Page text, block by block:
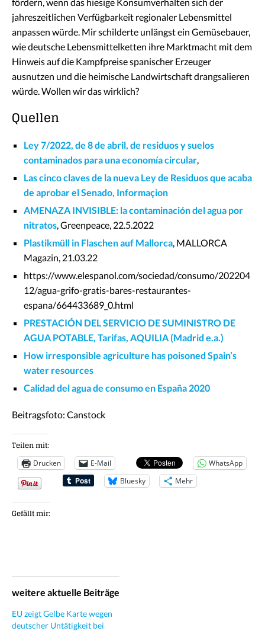
jahreszeitlichen Verfügbarkeit regionaler Lebensmittel
anpassen würde. Mir schilderte unlängst ein Gemüsebauer,
wie deutsche Lebensmittelketten ihre Marktmacht mit dem
Hinweis auf die Kampfpreise spanischer Erzeuger
ausnutzen und die heimische Landwirtschaft drangsalieren
würde. Wollen wir das wirklich?
Quellen
Ley 7/2022, de 8 de abril, de residuos y suelos
contaminados para una economía circular,
Las cinco claves de la nueva Ley de Residuos que acaba
de aprobar el Senado, Informaçion
AMENAZA INVISIBLE: la contaminación del agua por
nitratos, Greenpeace, 22.5.2022
Plastikmüll in Flaschen auf Mallorca, MALLORCA
Magazin, 21.03.22
https://www.elespanol.com/sociedad/consumo/202204
12/agua-grifo-gratis-bares-restaurantes-
espana/664433689_0.html
PRESTACIÓN DEL SERVICIO DE SUMINISTRO DE
AGUA POTABLE, Tarifas, AQUILIA (Madrid e.a.)
How irresponsible agriculture has poisoned Spain’s
water resources
Calidad del agua de consumo en España 2020
Beitragsfoto: Canstock
Teilen mit:
Drucken E-Mail
WhatsApp
Bluesky
Mehr
Gefällt mir:
weitere aktuelle Beiträge
EU zeigt Gelbe Karte wegen
deutscher Untätigkeit bei